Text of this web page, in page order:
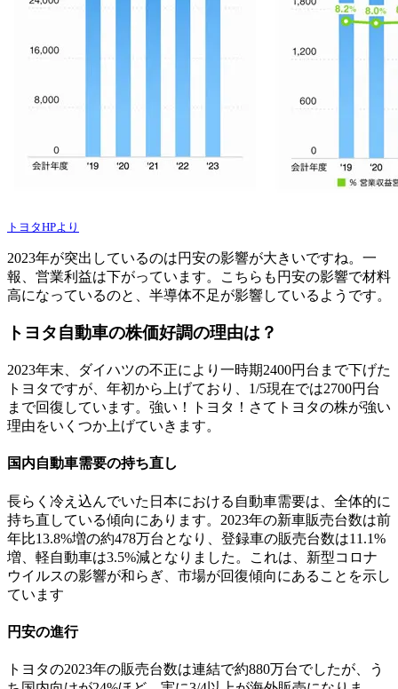
トヨタHPより
2023年が突出しているのは円安の影響が大きいですね。一
報、営業利益は下がっています。こちらも円安の影響で材料
高になっているのと、半導体不足が影響しているようです。
トヨタ自動車の株価好調の理由は？
2023年末、ダイハツの不正により一時期2400円台まで下げた
トヨタですが、年初から上げており、1/5現在では2700円台
まで回復しています。強い！トヨタ！さてトヨタの株が強い
理由をいくつか上げていきます。
国内自動車需要の持ち直し
長らく冷え込んでいた日本における自動車需要は、全体的に
持ち直している傾向にあります。2023年の新車販売台数は前
年比13.8%増の約478万台となり、登録車の販売台数は11.1%
増、軽自動車は3.5%減となりました。これは、新型コロナ
ウイルスの影響が和らぎ、市場が回復傾向にあることを示し
ています​
円安の進行
トヨタの2023年の販売台数は連結で約880万台でしたが、う